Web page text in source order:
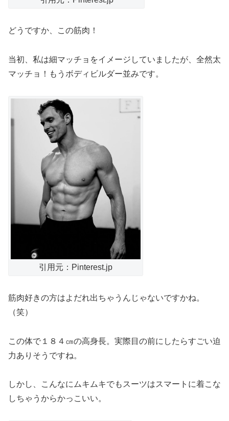
どうですか、この筋肉！
当初、私は細マッチョをイメージしていましたが、全然太
マッチョ！もうボディビルダー並みです。
引用元：Pinterest.jp
筋肉好きの方はよだれ出ちゃうんじゃないですかね。
（笑）
この体で１８４㎝の高身長。実際目の前にしたらすごい迫
力ありそうですね。
しかし、こんなにムキムキでもスーツはスマートに着こな
しちゃうからかっこいい。